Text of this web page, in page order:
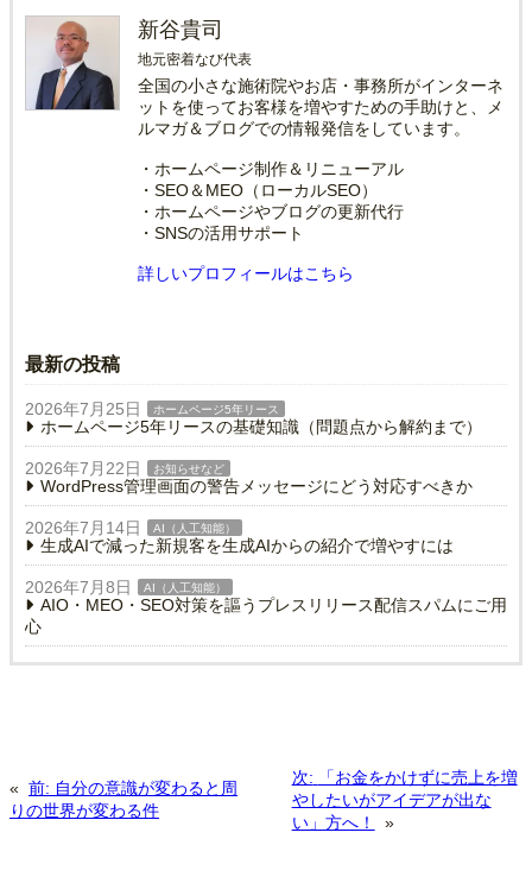
新谷貴司
地元密着なび代表
全国の小さな施術院やお店・事務所がインターネ
ットを使ってお客様を増やすための手助けと、メ
ルマガ＆ブログでの情報発信をしています。
・ホームページ制作＆リニューアル
・SEO＆MEO（ローカルSEO）
・ホームページやブログの更新代行
・SNSの活用サポート
詳しいプロフィールはこちら
最新の投稿
2026年7月25日 ホームページ5年リース
ホームページ5年リースの基礎知識（問題点から解約まで）
2026年7月22日 お知らせなど
WordPress管理画面の警告メッセージにどう対応すべきか
2026年7月14日 AI（人工知能）
生成AIで減った新規客を生成AIからの紹介で増やすには
2026年7月8日 AI（人工知能）
AIO・MEO・SEO対策を謳うプレスリリース配信スパムにご用
心
« 前: 自分の意識が変わると周
りの世界が変わる件
次:
「お金をかけずに売上を増
やしたいがアイデアが出な
い」方へ！
»